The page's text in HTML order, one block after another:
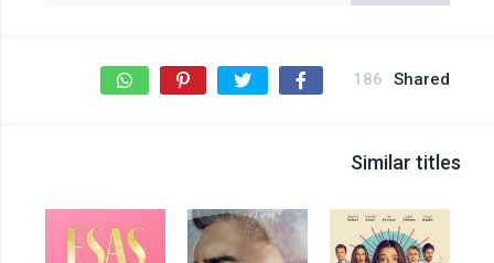
Shared
186
Similar titles